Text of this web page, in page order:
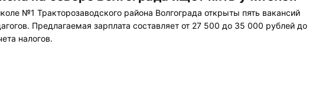
№1 Тракторозаводского района Волгограда открыты пять вакансий
Предлагаемая зарплата составляет от 27 500 до 35 000 рублей до
налогов.